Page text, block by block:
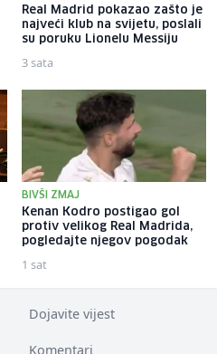
Real Madrid pokazao zašto je
najveći klub na svijetu, poslali
su poruku Lionelu Messiju
3 sata
BIVŠI ZMAJ
Kenan Kodro postigao gol
protiv velikog Real Madrida,
pogledajte njegov pogodak
1 sat
Dojavite vijest
Komentari